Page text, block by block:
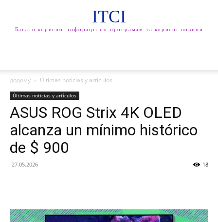
ITCI
Багато корисної інфорації по програмам та корисні новини
додому Últimas noticias y artículos
Últimas noticias y artículos
ASUS ROG Strix 4K OLED
alcanza un mínimo histórico
de $ 900
27.05.2026 18